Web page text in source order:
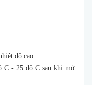
độ cao
C - 25 độ C sau khi mở